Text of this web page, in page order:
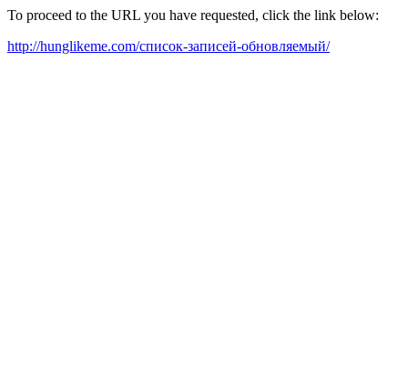
To proceed to the URL you have requested, click the link below:
http://hunglikeme.com/список-записей-обновляемый/